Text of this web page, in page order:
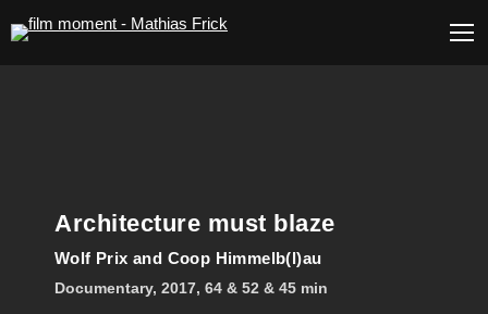
Architecture must blaze
Wolf Prix and Coop Himmelb(l)au
Documentary, 2017, 64 & 52 & 45 min